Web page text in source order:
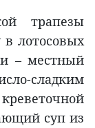
трапезы
в лотосовых
– местный
сладким
суп из